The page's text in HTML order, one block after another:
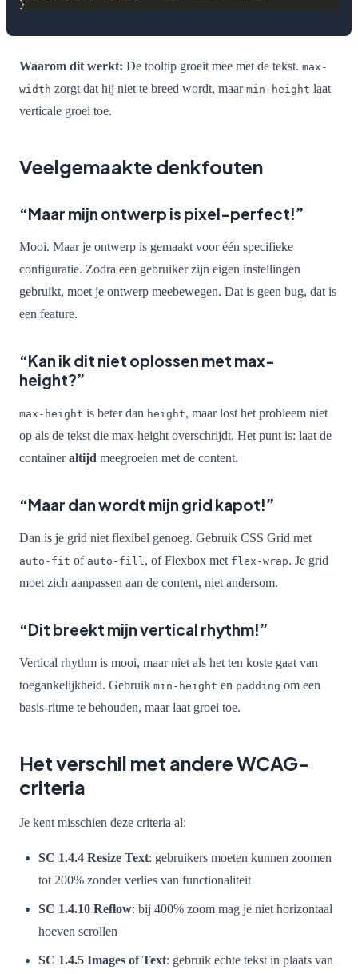
Waarom dit werkt: De tooltip groeit mee met de tekst. max-
width zorgt dat hij niet te breed wordt, maar min-height laat
verticale groei toe.
Veelgemaakte denkfouten
“Maar mijn ontwerp is pixel-perfect!”
Mooi. Maar je ontwerp is gemaakt voor één specifieke
configuratie. Zodra een gebruiker zijn eigen instellingen
gebruikt, moet je ontwerp meebewegen. Dat is geen bug, dat is
een feature.
“Kan ik dit niet oplossen met max-
height?”
max-height is beter dan height, maar lost het probleem niet
op als de tekst die max-height overschrijdt. Het punt is: laat de
containeraltijd meegroeien met de content.
“Maar dan wordt mijn grid kapot!”
Dan is je grid niet flexibel genoeg. Gebruik CSS Grid met
auto-fit of auto-fill , of Flexbox met flex-wrap. Je grid
moet zich aanpassen aan de content, niet andersom.
“Dit breekt mijn vertical rhythm!”
Vertical rhythm is mooi, maar niet als het ten koste gaat van
toegankelijkheid. Gebruik min-height en padding om een
basis-ritme te behouden, maar laat groei toe.
Het verschil met andere WCAG-
criteria
Je kent misschien deze criteria al:
SC 1.4.4 Resize Text: gebruikers moeten kunnen zoomen
tot 200% zonder verlies van functionaliteit
SC 1.4.10 Reflow: bij 400% zoom mag je niet horizontaal
hoeven scrollen
SC 1.4.5 Images of Text: gebruik echte tekst in plaats van